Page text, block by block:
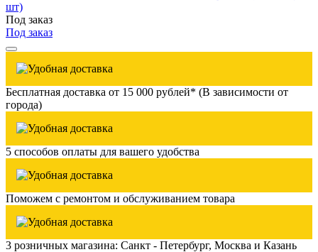
шт)
Под заказ
Под заказ
Бесплатная доставка от 15 000 рублей* (В зависимости от
города)
5 способов оплаты для вашего удобства
Поможем с ремонтом и обслуживанием товара
3 розничных магазина: Санкт - Петербург, Москва и Казань